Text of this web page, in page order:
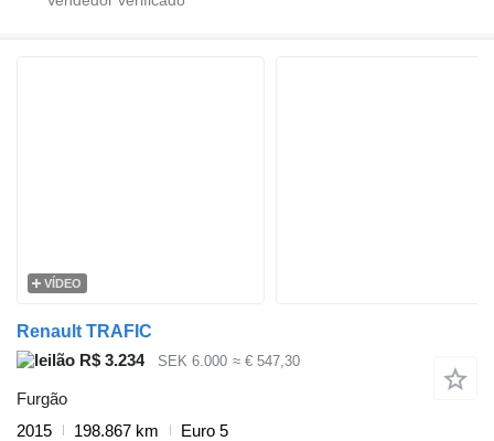
VÍDEO
Renault TRAFIC
R$ 3.234
SEK 6.000 ≈ € 547,30
Furgão
2015
198.867 km
Euro 5